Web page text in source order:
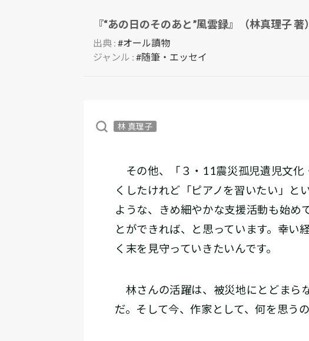
『“あの日のそのあと”風雲録』（林真理子 著）
出典 : #オール讀物
ジャンル : #随筆・エッセイ
林 真理子
その他、「３・11震災孤児遺児文化
くしたけれど「ピアノを習いたい」と
ような、きめ細やかな支援活動も始め
とができれば、と思っています。幸い
く末を見守っていきたいんです。
林さんの活躍は、被災地にとどまら
だ。そして今、作家として、何を思う